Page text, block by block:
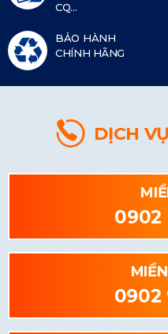
CQ...
BẢO HÀNH
CHÍNH HÃNG
DỊCH
0902
0902